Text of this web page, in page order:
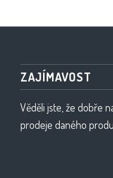
ZAJÍMAVOST
Věděli jste, že dobře
prodeje daného